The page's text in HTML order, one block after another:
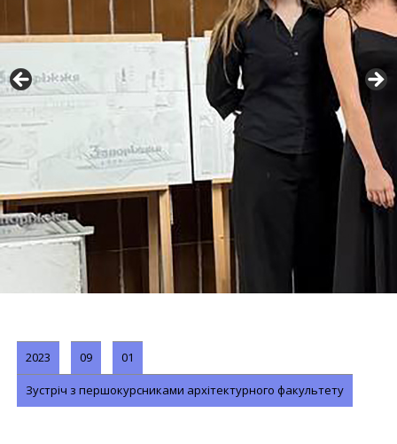
2023 09 01
Зустріч з першокурсниками архітектурного факультету